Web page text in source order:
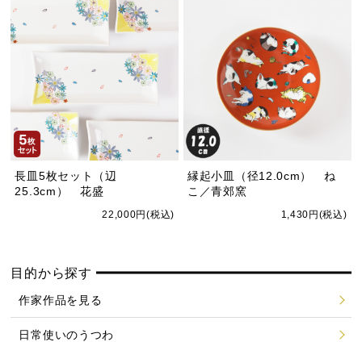
長皿5枚セット（辺
25.3cm） 花盛
22,000円(税込)
縁起小皿（径12.0cm） ね
こ／青郊窯
1,430円(税込)
目的から探す
作家作品を見る
日常使いのうつわ